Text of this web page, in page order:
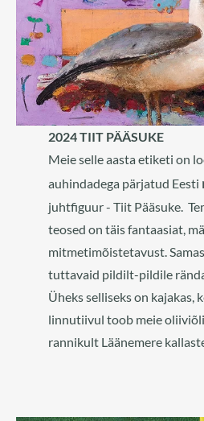
2024 TIIT PÄÄSUKE
Meie selle aasta etiketi on
auhindadega pärjatud Eesti
juhtfiguur - Tiit Pääsuke.
teosed on täis fantaasiat,
mitmetimõistetavust.
tuttavaid pildilt-pildile
Üheks selliseks on kajakas,
linnutiivul toob meie
rannikult Läänemere